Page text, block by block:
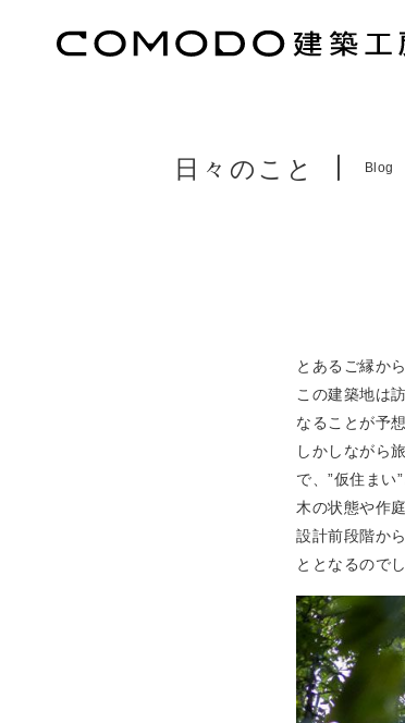
日々のこと Blog
とあるご縁か
この建築地は
なることが予
しかしながら
で、”仮住ま
木の状態や作
設計前段階か
ととなるのでし